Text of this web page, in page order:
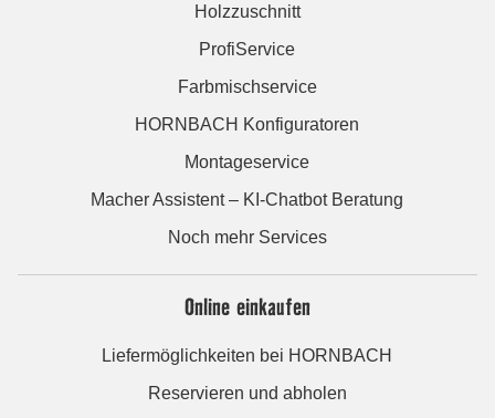
Holzzuschnitt
ProfiService
Farbmischservice
HORNBACH Konfiguratoren
Montageservice
Macher Assistent – KI-Chatbot Beratung
Noch mehr Services
Online einkaufen
Liefermöglichkeiten bei HORNBACH
Reservieren und abholen